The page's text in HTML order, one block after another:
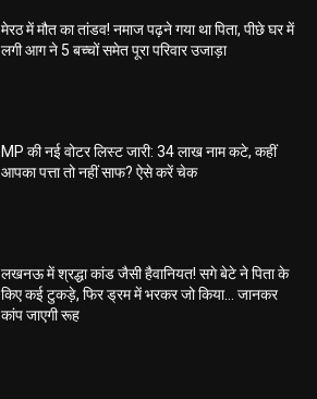
मेरठ में मौत का तांडव! नमाज पढ़ने गया था पिता, पीछे घर में
लगी आग ने 5 बच्चों समेत पूरा परिवार उजाड़ा
MP की नई वोटर लिस्ट जारी: 34 लाख नाम कटे, कहीं
आपका पत्ता तो नहीं साफ? ऐसे करें चेक
लखनऊ में श्रद्धा कांड जैसी हैवानियत! सगे बेटे ने पिता के
किए कई टुकड़े, फिर ड्रम में भरकर जो किया… जानकर
कांप जाएगी रूह